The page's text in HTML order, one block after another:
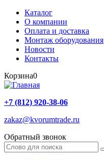
Каталог
О компании
Оплата и доставка
Монтаж оборудования
Новости
Контакты
Корзина0
+7 (812) 920-38-06
zakaz@kvorumtrade.ru
Обратный звонок